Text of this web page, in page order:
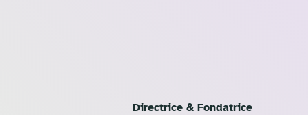
Directrice & Fondatrice